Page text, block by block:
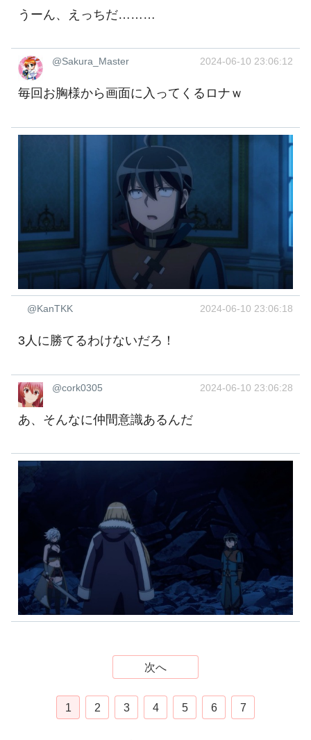
うーん、えっちだ………
@Sakura_Master 2024-06-10 23:06:12
毎回お胸様から画面に入ってくるロナｗ
@KanTKK 2024-06-10 23:06:18
3人に勝てるわけないだろ！
@cork0305 2024-06-10 23:06:28
あ、そんなに仲間意識あるんだ
次へ
1 2 3 4 5 6 7